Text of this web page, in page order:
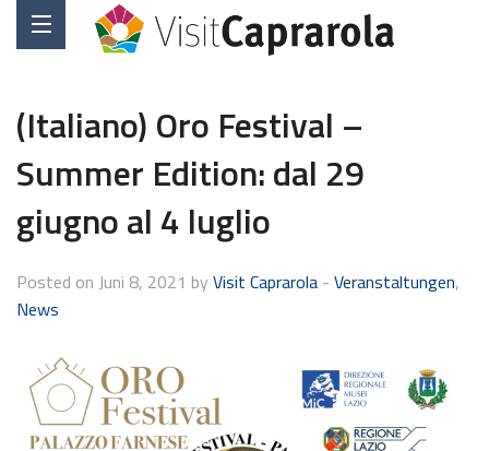
(Italiano) Oro Festival –
Summer Edition: dal 29
giugno al 4 luglio
Posted on Juni 8, 2021 by Visit Caprarola - Veranstaltungen,
News